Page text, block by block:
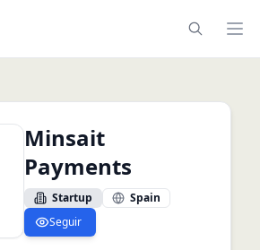
Minsait
Payments
Startup
Spain
Seguir